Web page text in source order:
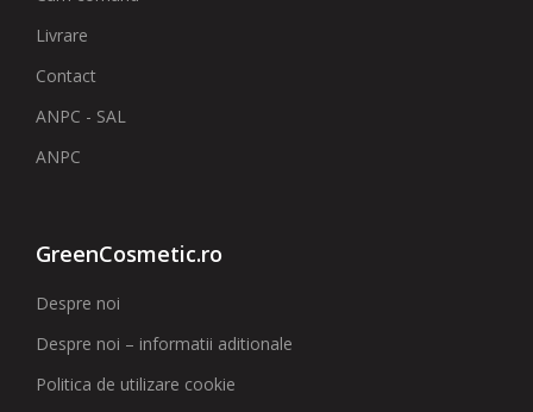
Livrare
Contact
ANPC - SAL
ANPC
GreenCosmetic.ro
Despre noi
Despre noi – informatii aditionale
Politica de utilizare cookie